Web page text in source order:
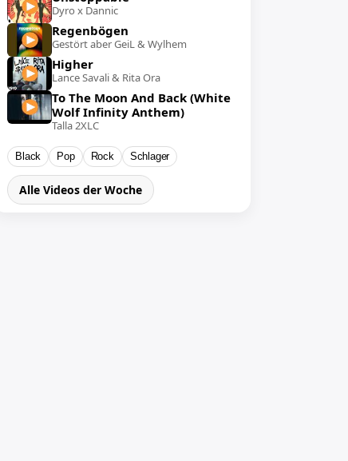
Dyro x Dannic
Regenbögen
Gestört aber GeiL & Wylhem
Higher
Lance Savali & Rita Ora
To The Moon And Back (White
Wolf Infinity Anthem)
Talla 2XLC
Black Pop Rock Schlager
Alle Videos der Woche